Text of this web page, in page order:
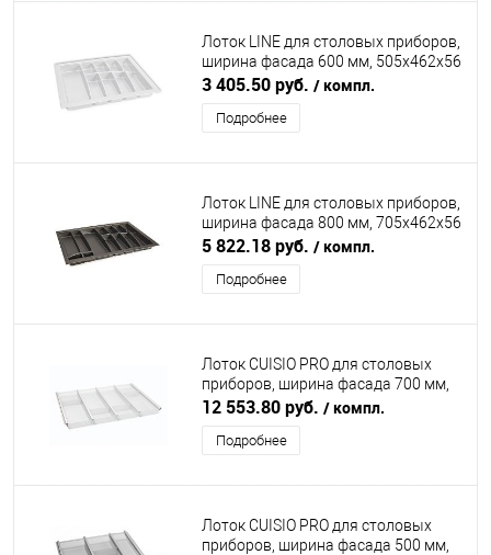
Лоток LINE для столовых приборов,
ширина фасада 600 мм, 505x462х56
мм, белый DIRKS (ДИРКС)
3 405.50 руб. / компл.
Подробнее
Лоток LINE для столовых приборов,
ширина фасада 800 мм, 705x462х56
мм, антрацит DIRKS (ДИРКС)
5 822.18 руб. / компл.
Подробнее
Лоток CUISIO PRO для столовых
приборов, ширина фасада 700 мм,
610-635х463х55 мм, белый
NINKAPLAST (НИНКАПЛАСТ)
12 553.80 руб. / компл.
Подробнее
Лоток CUISIO PRO для столовых
приборов, ширина фасада 500 мм,